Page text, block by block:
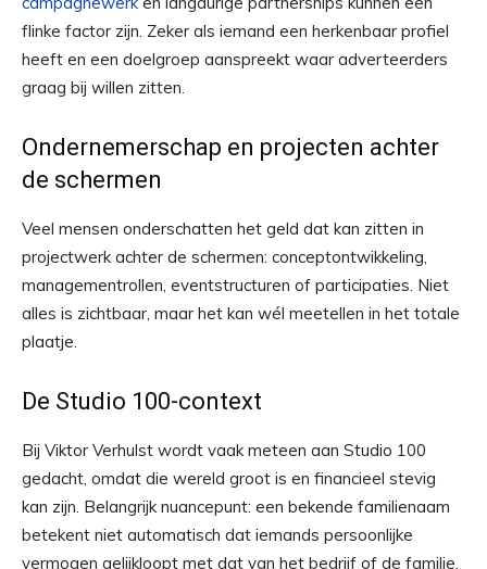
flinke factor zijn. Zeker als iemand een herkenbaar profiel
heeft en een doelgroep aanspreekt waar adverteerders
graag bij willen zitten.
Ondernemerschap en projecten achter
de schermen
Veel mensen onderschatten het geld dat kan zitten in
projectwerk achter de schermen: conceptontwikkeling,
managementrollen, eventstructuren of participaties. Niet
alles is zichtbaar, maar het kan wél meetellen in het totale
plaatje.
De Studio 100-context
Bij Viktor Verhulst wordt vaak meteen aan Studio 100
gedacht, omdat die wereld groot is en financieel stevig
kan zijn. Belangrijk nuancepunt: een bekende familienaam
betekent niet automatisch dat iemands persoonlijke
vermogen gelijkloopt met dat van het bedrijf of de familie.